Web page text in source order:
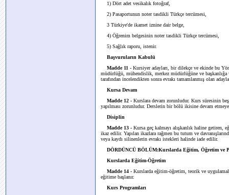
1) Dört adet vesikalık fotoğraf,
2) Pasaportunun noter tasdikli Türkçe tercümesi,
3 Türkiye'de ikamet iznine dair belge,
4) Öğrenim belgesinin noter tasdikli Türkçe tercümesi,
5) Sağlık raporu, istenir.
Başvuruların Kabulü
Madde 11 - Kursiyer adayları, bir dilekçe ve ekinde bu
müdürlüğü, mühendislik, merkez müdürlüğüne ve
tarafından incelendikten sonra evrakı tamamlanmış olan
Kursa Devam
Madde 12 - Kurslara devam zorunludur. Kurs süresinin
yapılması zorunludur. Derslerin bir bölü ikisine devam
Disiplin
Madde 13 - Kursa geç kalmayı alışkanlık haline getiren,
ikaz edilir. Yapılan ikazlara rağmen bu tutum ve
veya kaydı silinenlerin evrakı istekleri halinde iade edilir.
DÖRDÜNCÜ BÖLÜM:Kurslarda Eğitim, Öğretim ve
Kurslarda Eğitim-Öğretim
Madde 14 - Kurslarda eğitim-öğretim, teorik ve
eğitime başlanır.
Kurs Programları